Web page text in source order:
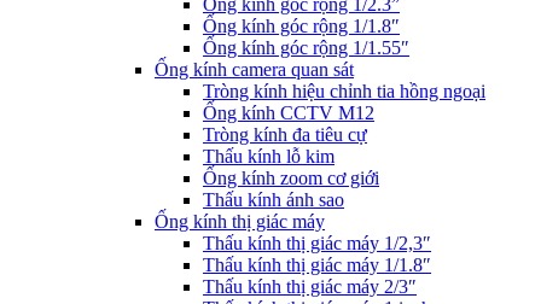
Ống kính góc rộng 1/2.3”
Ống kính góc rộng 1/1.8″
Ống kính góc rộng 1/1.55″
Ống kính camera quan sát
Tròng kính hiệu chỉnh tia hồng ngoại
Ống kính CCTV M12
Tròng kính đa tiêu cự
Thấu kính lỗ kim
Ống kính zoom cơ giới
Thấu kính ánh sao
Ống kính thị giác máy
Thấu kính thị giác máy 1/2,3″
Thấu kính thị giác máy 1/1.8″
Thấu kính thị giác máy 2/3″